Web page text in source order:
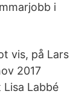
i
vis, på Lars
2017
Labbé